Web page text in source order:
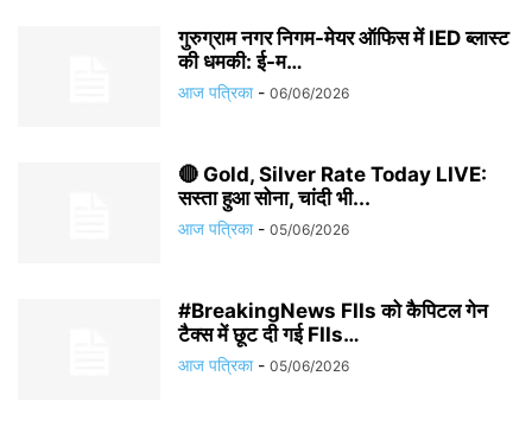
गुरुग्राम नगर निगम-मेयर ऑफिस में IED ब्लास्ट
की धमकी: ई-म…
आज पत्रिका - 06/06/2026
🔴 Gold, Silver Rate Today LIVE:
सस्ता हुआ सोना, चांदी भी...
आज पत्रिका - 05/06/2026
#BreakingNews FIIs को कैपिटल गेन
टैक्स में छूट दी गई FIIs…
आज पत्रिका - 05/06/2026